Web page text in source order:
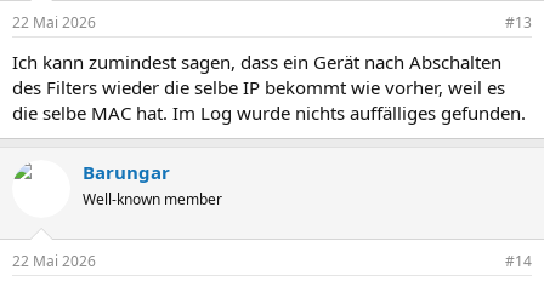
22 Mai 2026 #13
Ich kann zumindest sagen, dass ein Gerät nach Abschalten
des Filters wieder die selbe IP bekommt wie vorher, weil es
die selbe MAC hat. Im Log wurde nichts auffälliges gefunden.
Barungar
Well-known member
22 Mai 2026 #14